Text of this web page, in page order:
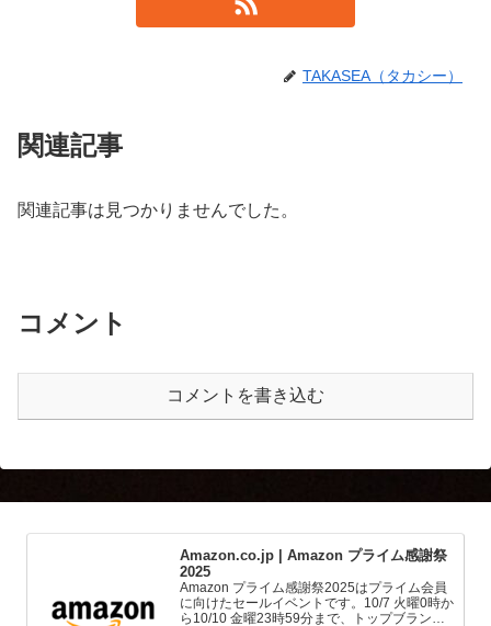
TAKASEA（タカシー）
関連記事
関連記事は見つかりませんでした。
コメント
コメントを書き込む
Amazon.co.jp | Amazon プライム感謝祭
2025
Amazon プライム感謝祭2025はプライム会員
に向けたセールイベントです。10/7 火曜0時か
ら10/10 金曜23時59分まで、トップブランド